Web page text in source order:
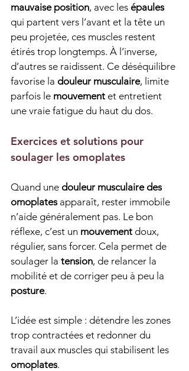
mauvaise position, avec les épaules
qui partent vers l’avant et la tête un
peu projetée, ces muscles restent
étirés trop longtemps. À l’inverse,
d’autres se raidissent. Ce déséquilibre
favorise la douleur musculaire, limite
parfois le mouvement et entretient
une vraie fatigue du haut du dos.
Exercices et solutions pour
soulager les omoplates
Quand une douleur musculaire des
omoplates apparaît, rester immobile
n’aide généralement pas. Le bon
réflexe, c’est un mouvement doux,
régulier, sans forcer. Cela permet de
soulager la tension, de relancer la
mobilité et de corriger peu à peu la
posture.
L’idée est simple : détendre les zones
trop contractées et redonner du
travail aux muscles qui stabilisent les
omoplates.